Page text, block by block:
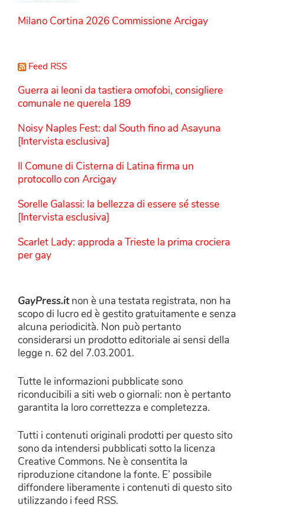
Milano Cortina 2026 Commissione Arcigay
Feed RSS
Guerra ai leoni da tastiera omofobi, consigliere
comunale ne querela 189
Noisy Naples Fest: dal South fino ad Asayuna
[Intervista esclusiva]
Il Comune di Cisterna di Latina firma un
protocollo con Arcigay
Sorelle Galassi: la bellezza di essere sé stesse
[Intervista esclusiva]
Scarlet Lady: approda a Trieste la prima crociera
per gay
GayPress.itnon è una testata registrata, non ha
scopo di lucro ed è gestito gratuitamente e senza
alcuna periodicità. Non può pertanto
considerarsi un prodotto editoriale ai sensi della
legge n. 62 del 7.03.2001.
Tutte le informazioni pubblicate sono
riconducibili a siti web o giornali: non è pertanto
garantita la loro correttezza e completezza.
Tutti i contenuti originali prodotti per questo sito
sono da intendersi pubblicati sotto la licenza
Creative Commons. Ne è consentita la
riproduzione citandone la fonte. E’ possibile
diffondere liberamente i contenuti di questo sito
utilizzando i feed RSS.